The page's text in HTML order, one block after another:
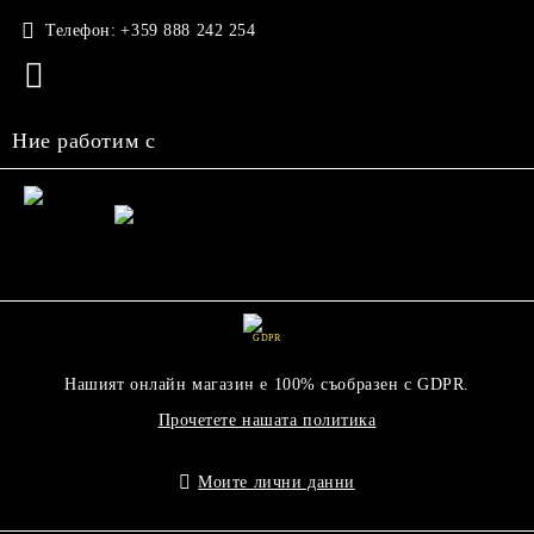
Телефон: +359 888 242 254
Ние работим с
GDPR
Нашият онлайн магазин е 100% съобразен с GDPR.
Прочетете нашата политика
Моите лични данни